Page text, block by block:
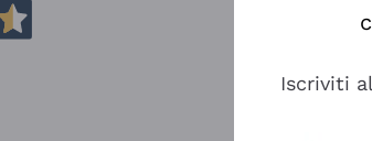
Iscriviti